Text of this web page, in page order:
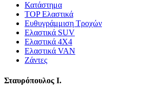
Κατάστημα
TOP Ελαστικά
Ευθυγράμμιση Τροχών
Ελαστικά SUV
Ελαστικά 4X4
Ελαστικά VAN
Ζάντες
Σταυρόπουλος Ι.